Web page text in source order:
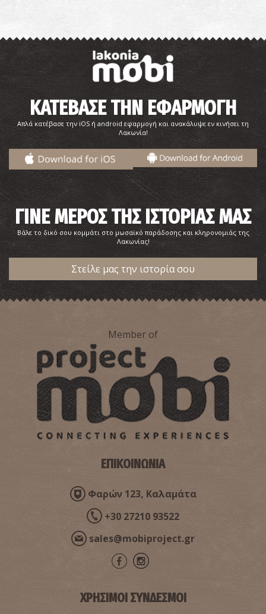
ΚΑΤΕΒΑΣΕ ΤΗΝ ΕΦΑΡΜΟΓΗ
Απλά κατέβασε την iOS ή android εφαρμογή και ανακάλυψε εν κινήσει τη
Λακωνία!
ΓΙΝΕ ΜΕΡΟΣ ΤΗΣ ΙΣΤΟΡΙΑΣ ΜΑΣ
Βάλε το δικό σου κομμάτι στο μωσαϊκό παράδοσης και κληρονομιάς της
Λακωνίας!
Στείλε μας την ιστορία σου
Member of
ΕΠΙΚΟΙΝΩΝΙΑ
Φαρών 123, Καλαμάτα
+30 27210 93522
sales@mobiproject.gr
ΧΡΗΣΙΜΟΙ ΣΥΝΔΕΣΜΟΙ